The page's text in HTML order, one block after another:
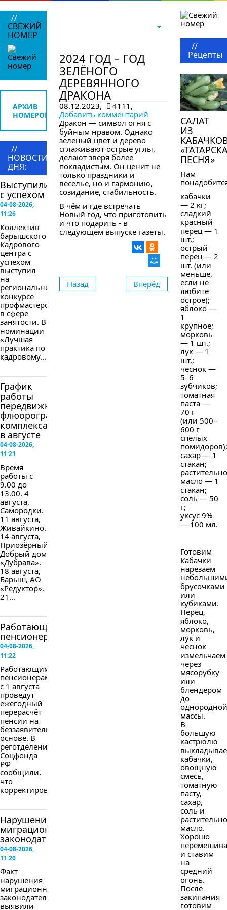
//
СВЕЖИЙ
НОМЕР
АРХИВ
НОМЕРОВ
//
НОВОСТИ
ДНЯ:
Выступили
с успехом
04-08-2026,
11:26
Коллектив
барышского
Кадрового
центра с
успехом
выступил
на
региональном
конкурсе
профмастерства
в сфере
занятости. В
номинации
«Лучшая
практика по
кадровому...
График
работы
передвижного
флюорографического
комплекса
в августе
04-08-2026,
11:21
Время
работы с
9.00 до
13.00. 4
августа,
Самородки.
11 августа,
Живайкино.
14 августа,
Приозёрный,
Добрый дом
«Дубрава».
18 августа,
Барыш, АО
«Редуктор».
21...
Работающим
пенсионерам...
04-08-2026,
11:22
Работающим
пенсионерам
с 1 августа
проведут
ежегодный
перерасчёт
пенсии на
беззаявительной
основе. В
реготделении
Соцфонда
РФ
сообщили,
что
корректировка...
Нарушение
миграционного
законодательства
04-08-2026,
11:20
Факт
нарушения
миграционного
законодательства
выявили
2024 ГОД – ГОД
ЗЕЛЁНОГО
ДЕРЕВЯННОГО
ДРАКОНА
08.12.2023,
4111,
Добавить комментарий
Дракон — символ огня с
буйным нравом. Однако
зелёный цвет и дерево
сглаживают острые углы,
делают зверя более
покладистым. Он ценит не
только праздники и
веселье, но и гармонию,
созидание, стабильность.
В чём и где встречать
Новый год, что приготовить
и что подарить - в
следующем выпуске газеты.
Назад Вперёд
//
Рецепты
САЛАТ
ИЗ
ПЕСНЯ»
Нам
кабачки
— 2 кг;
сладкий
красный
перец — 1
шт.;
острый
перец — 2
шт. (или
меньше,
если не
любите
острое);
яблоко —
1
крупное;
морковь
— 1 шт.;
лук — 1
шт.;
чеснок —
5–6
зубчиков;
томатная
паста —
70 г
(или 500–
600 г
спелых
помидоров);
сахар — 1
стакан;
масло — 1
стакан;
соль — 50
г;
уксус 9%
— 100 мл.
Готовим
Кабачки
нарезаем
брусочками
или
кубиками.
Перец,
яблоко,
морковь,
лук и
чеснок
измельчаем
через
мясорубку
или
блендером
до
однородной
массы.
В
большую
кастрюлю
кабачки,
овощную
смесь,
томатную
пасту,
сахар,
соль и
масло.
Хорошо
и ставим
на
средний
огонь.
После
закипания
готовим